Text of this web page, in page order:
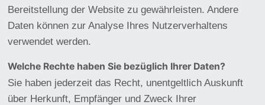
Bereitstellung der Website zu gewährleisten. Andere
Daten können zur Analyse Ihres Nutzerverhaltens
verwendet werden.
Welche Rechte haben Sie bezüglich Ihrer Daten?
Sie haben jederzeit das Recht, unentgeltlich Auskunft
über Herkunft, Empfänger und Zweck Ihrer